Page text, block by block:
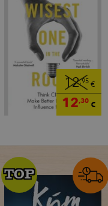
12,95€
12,30€
TOP
TOP